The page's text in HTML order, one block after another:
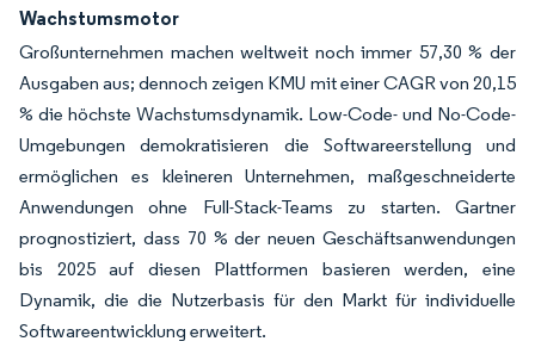
Wachstumsmotor
Großunternehmen machen weltweit noch immer 57,30 % der
Ausgaben aus; dennoch zeigen KMU mit einer CAGR von 20,15
% die höchste Wachstumsdynamik. Low-Code- und No-Code-
Umgebungen demokratisieren die Softwareerstellung und
ermöglichen es kleineren Unternehmen, maßgeschneiderte
Anwendungen ohne Full-Stack-Teams zu starten. Gartner
prognostiziert, dass 70 % der neuen Geschäftsanwendungen
bis 2025 auf diesen Plattformen basieren werden, eine
Dynamik, die die Nutzerbasis für den Markt für individuelle
Softwareentwicklung erweitert.